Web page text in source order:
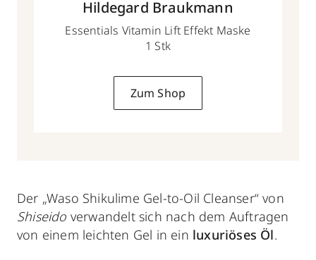
Hildegard Braukmann
Essentials Vitamin Lift Effekt Maske
1 Stk
Zum Shop
Der „Waso Shikulime Gel-to-Oil Cleanser“ von
Shiseido verwandelt sich nach dem Auftragen
von einem leichten Gel in ein luxuriöses Öl.